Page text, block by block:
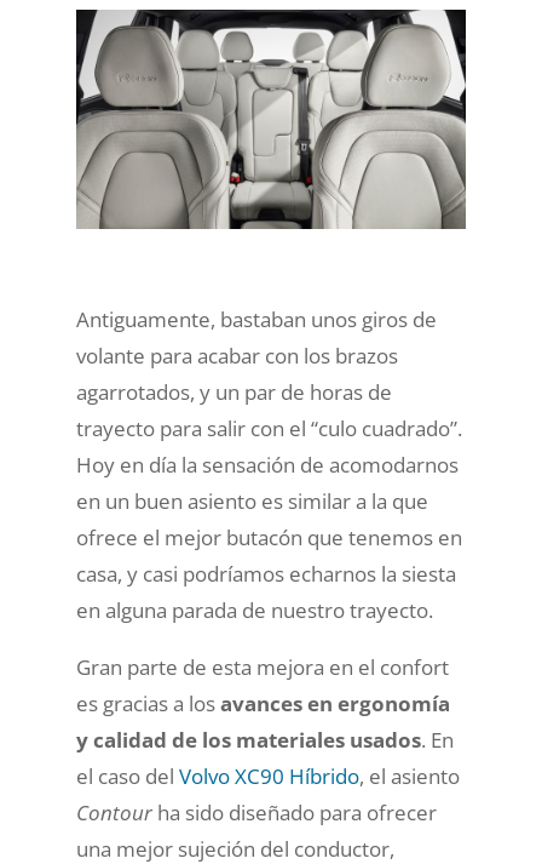
Antiguamente, bastaban unos giros de
volante para acabar con los brazos
agarrotados, y un par de horas de
trayecto para salir con el “culo cuadrado”.
Hoy en día la sensación de acomodarnos
en un buen asiento es similar a la que
ofrece el mejor butacón que tenemos en
casa, y casi podríamos echarnos la siesta
en alguna parada de nuestro trayecto.
Gran parte de esta mejora en el confort
es gracias a losavances en ergonomía
y calidad de los materiales usados. En
el caso del Volvo XC90 Híbrido, el asiento
Contour ha sido diseñado para ofrecer
una mejor sujeción del conductor,